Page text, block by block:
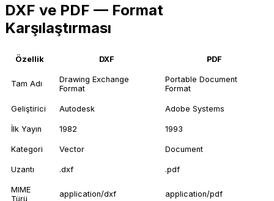
DXF ve PDF — Format
Karşılaştırması
Özellik DXF PDF
Tam Adı
Drawing Exchange
Format
Portable Document
Format
Geliştirici Autodesk Adobe Systems
İlk Yayın 1982 1993
Kategori Vector Document
Uzantı .dxf .pdf
MIME
Türü
application/dxf application/pdf